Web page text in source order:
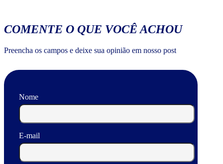
COMENTE O QUE VOCÊ ACHOU
Preencha os campos e deixe sua opinião em nosso post
Nome
E-mail